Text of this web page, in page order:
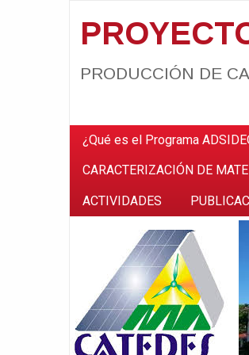
PRODUCCIÓN DE
¿Qué es el Programa
CARACTERIZACIÓN DE
ACTIVIDADES